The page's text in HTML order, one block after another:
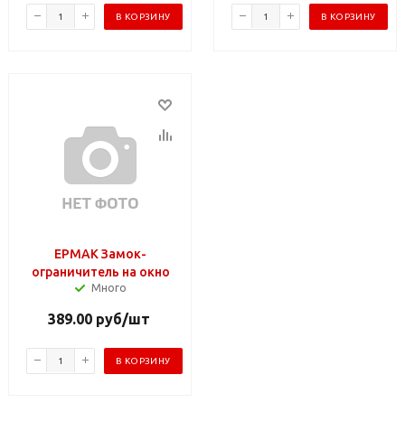
В КОРЗИНУ В КОРЗИНУ
ЕРМАК Замок-
ограничитель на окно
Много
389.00руб/шт
В КОРЗИНУ